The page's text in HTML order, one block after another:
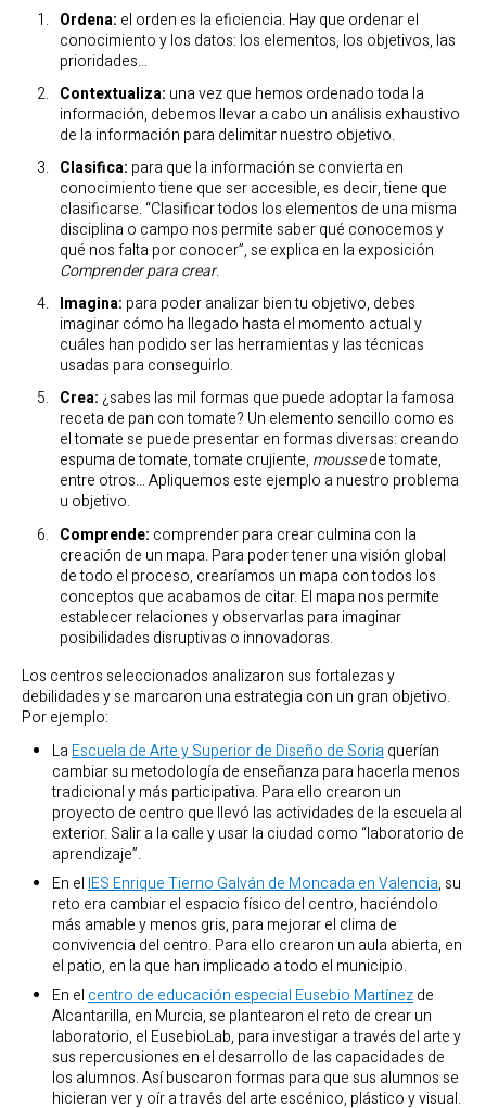
Ordena: el orden es la eficiencia. Hay que ordenar el
conocimiento y los datos: los elementos, los objetivos, las
prioridades…
Contextualiza: una vez que hemos ordenado toda la
información, debemos llevar a cabo un análisis exhaustivo
de la información para delimitar nuestro objetivo.
Clasifica: para que la información se convierta en
conocimiento tiene que ser accesible, es decir, tiene que
clasificarse. “Clasificar todos los elementos de una misma
disciplina o campo nos permite saber qué conocemos y
qué nos falta por conocer”, se explica en la exposición
Comprender para crear.
Imagina: para poder analizar bien tu objetivo, debes
imaginar cómo ha llegado hasta el momento actual y
cuáles han podido ser las herramientas y las técnicas
usadas para conseguirlo.
Crea: ¿sabes las mil formas que puede adoptar la famosa
receta de pan con tomate? Un elemento sencillo como es
el tomate se puede presentar en formas diversas: creando
espuma de tomate, tomate crujiente, moussede tomate,
entre otros… Apliquemos este ejemplo a nuestro problema
u objetivo.
Comprende: comprender para crear culmina con la
creación de un mapa. Para poder tener una visión global
de todo el proceso, crearíamos un mapa con todos los
conceptos que acabamos de citar. El mapa nos permite
establecer relaciones y observarlas para imaginar
posibilidades disruptivas o innovadoras.
Los centros seleccionados analizaron sus fortalezas y
debilidades y se marcaron una estrategia con un gran objetivo.
Por ejemplo:
La Escuela de Arte y Superior de Diseño de Soria querían
cambiar su metodología de enseñanza para hacerla menos
tradicional y más participativa. Para ello crearon un
proyecto de centro que llevó las actividades de la escuela al
exterior. Salir a la calle y usar la ciudad como “laboratorio de
aprendizaje”.
En el IES Enrique Tierno Galván de Moncada en Valencia, su
reto era cambiar el espacio físico del centro, haciéndolo
más amable y menos gris, para mejorar el clima de
convivencia del centro. Para ello crearon un aula abierta, en
el patio, en la que han implicado a todo el municipio.
En elcentro de educación especial Eusebio Martínezde
Alcantarilla, en Murcia, se plantearon el reto de crear un
laboratorio, el EusebioLab, para investigar a través del arte y
sus repercusiones en el desarrollo de las capacidades de
los alumnos. Así buscaron formas para que sus alumnos se
hicieran ver y oír a través del arte escénico, plástico y visual.